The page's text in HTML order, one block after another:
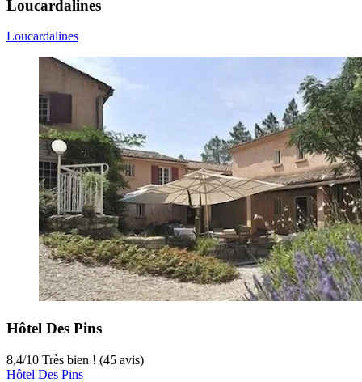
Loucardalines
Loucardalines
Hôtel Des Pins
8,4/10 Très bien ! (45 avis)
Hôtel Des Pins